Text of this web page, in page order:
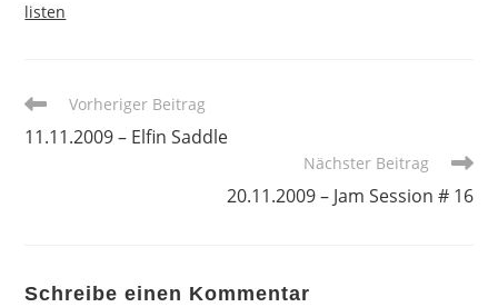
listen
Weitere
ansehen
Vorheriger Beitrag
11.11.2009 – Elfin Saddle
Nächster Beitrag
20.11.2009 – Jam Session # 16
Schreibe einen Kommentar